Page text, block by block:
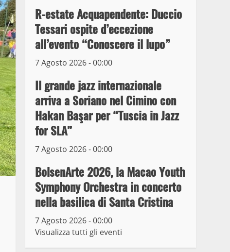
R-estate Acquapendente: Duccio
Tessari ospite d’eccezione
all’evento “Conoscere il lupo”
7 Agosto 2026 - 00:00
Il grande jazz internazionale
arriva a Soriano nel Cimino con
Hakan Başar per “Tuscia in Jazz
for SLA”
7 Agosto 2026 - 00:00
BolsenArte 2026, la Macao Youth
Symphony Orchestra in concerto
nella basilica di Santa Cristina
7 Agosto 2026 - 00:00
Visualizza tutti gli eventi
4
La Polizia di Stato arresta
il ladro seriale delle auto
in sosta a Viterbo
10 Maggio 2023
5
Prorogata la mostra dei
bozzetti di Michelangelo
Buonarroti ospitata al
Museo dei Portici
19 Gennaio 2023
6
trasferimento capolinea al
17 giugno
15 Giugno 2023
7
Giochi Sportivi
Studenteschi di Atletica a
Viterbo
10 Maggio 2023